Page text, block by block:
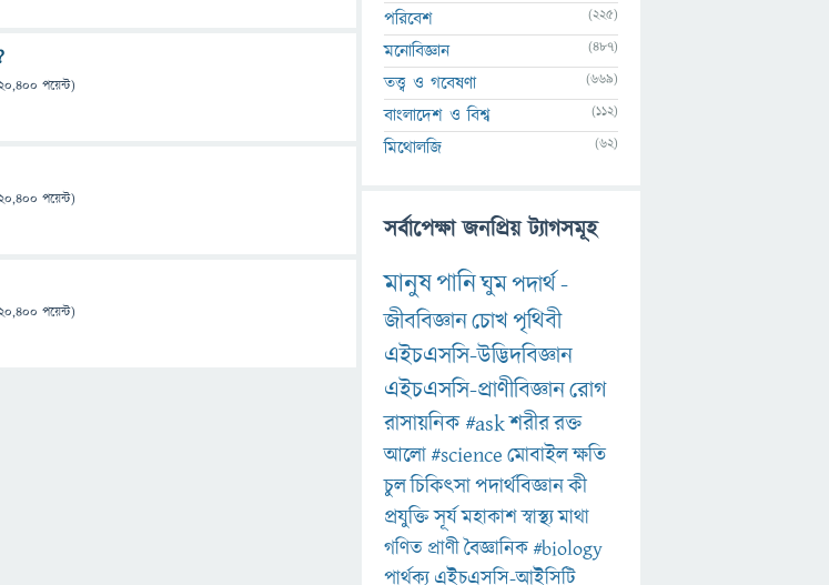
পয়েন্ট)
পয়েন্ট)
পয়েন্ট)
পরিবেশ (225)
মনোবিজ্ঞান (487)
তত্ত্ব ও গবেষণা (669)
বাংলাদেশ ও বিশ্ব (112)
মিথোলজি (62)
সর্বাপেক্ষা জনপ্রিয় ট্যাগসমূহ
মানুষপানিঘুমপদার্থ-
জীববিজ্ঞানচোখপৃথিবী
এইচএসসি-উদ্ভিদবিজ্ঞান
এইচএসসি-প্রাণীবিজ্ঞানরোগ
রাসায়নিক#askশরীররক্ত
আলো#scienceমোবাইলক্ষতি
চুলচিকিৎসাপদার্থবিজ্ঞানকী
প্রযুক্তিসূর্যমহাকাশস্বাস্থ্যমাথা
গণিত প্রাণীবৈজ্ঞানিক#biology
পার্থক্য এইচএসসি-আইসিটি